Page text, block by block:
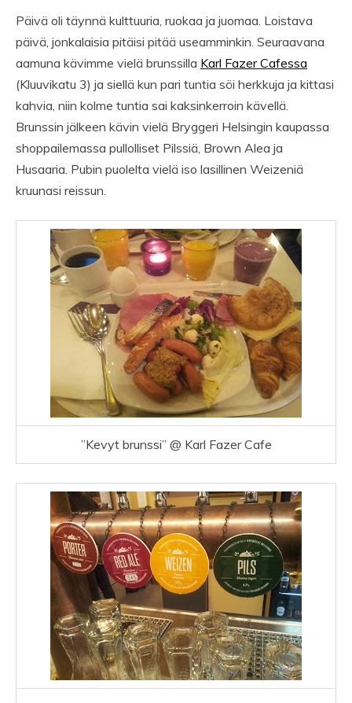
Päivä oli täynnä kulttuuria, ruokaa ja juomaa. Loistava
päivä, jonkalaisia pitäisi pitää useamminkin. Seuraavana
aamuna kävimme vielä brunssilla Karl Fazer Cafessa
(Kluuvikatu 3) ja siellä kun pari tuntia söi herkkuja ja kittasi
kahvia, niin kolme tuntia sai kaksinkerroin kävellä.
Brunssin jälkeen kävin vielä Bryggeri Helsingin kaupassa
shoppailemassa pullolliset Pilssiä, Brown Alea ja
Husaaria. Pubin puolelta vielä iso lasillinen Weizeniä
kruunasi reissun.
”Kevyt brunssi” @ Karl Fazer Cafe